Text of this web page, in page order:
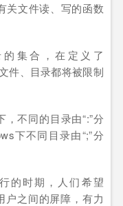
关文件读、写的函数
的集合，在定义了
件、目录都将被限制
不同的目录由“:”分
下不同目录由“;”分
的时期，人们希望
户之间的屏障，有力